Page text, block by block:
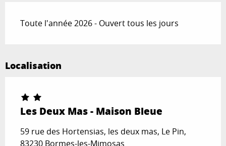
Toute l'année 2026 - Ouvert tous les jours
Localisation
Les Deux Mas - Maison Bleue
59 rue des Hortensias, les deux mas, Le Pin,
83230 Bormes-les-Mimosas